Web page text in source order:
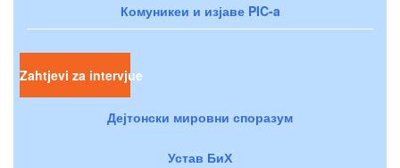
Комуникеи и изјаве PIC-a
Zahtjevi za intervjue
Дејтонски мировни споразум
Устав БиХ